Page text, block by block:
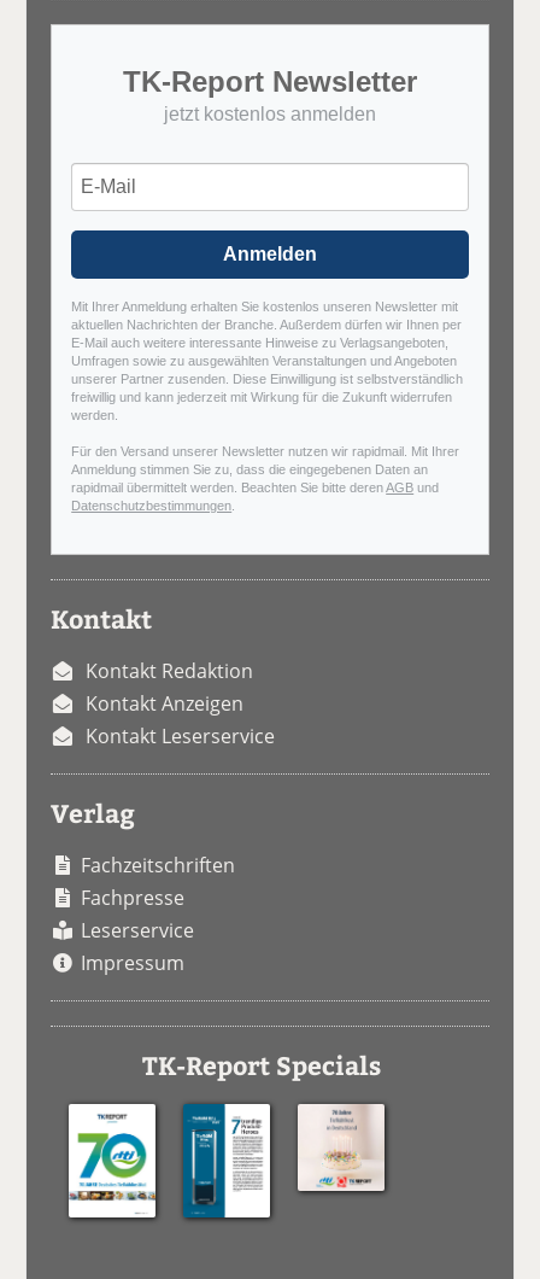
TK-Report Newsletter
jetzt kostenlos anmelden
Anmelden
Mit Ihrer Anmeldung erhalten Sie kostenlos unseren Newsletter mit
aktuellen Nachrichten der Branche. Außerdem dürfen wir Ihnen per
E-Mail auch weitere interessante Hinweise zu Verlagsangeboten,
Umfragen sowie zu ausgewählten Veranstaltungen und Angeboten
unserer Partner zusenden. Diese Einwilligung ist selbstverständlich
freiwillig und kann jederzeit mit Wirkung für die Zukunft widerrufen
werden.
Für den Versand unserer Newsletter nutzen wir rapidmail. Mit Ihrer
Anmeldung stimmen Sie zu, dass die eingegebenen Daten an
rapidmail übermittelt werden. Beachten Sie bitte derenAGB und
Datenschutzbestimmungen
Kontakt
Kontakt Redaktion
Kontakt Anzeigen
Kontakt Leserservice
Verlag
Fachzeitschriften
Fachpresse
Leserservice
Impressum
TK-Report Specials